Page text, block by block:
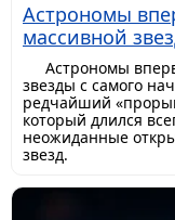
Астрономы
массивной
Астрономы
звезды с самого
редчайший
который длился
неожиданные
звезд.